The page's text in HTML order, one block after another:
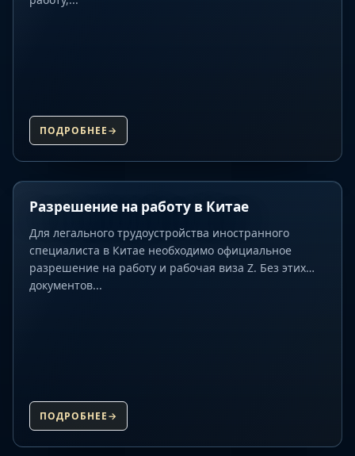
ПОДРОБНЕЕ→
Разрешение на работу в Китае
Для легального трудоустройства иностранного
специалиста в Китае необходимо официальное
разрешение на работу и рабочая виза Z. Без этих
документов...
ПОДРОБНЕЕ→